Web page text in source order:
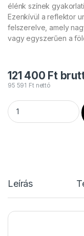
élénk színek
Ezenkívül a reflektor
felszerelve, amely
vagy egyszerűen a
121 400 Ft
95 591 Ftnettó
Flash PAR64 LED
Leírás